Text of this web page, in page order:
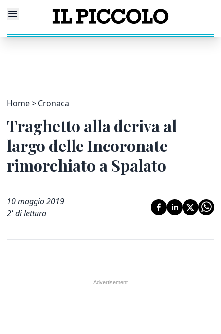
Home Cronaca
Traghetto alla deriva al
largo delle Incoronate
rimorchiato a Spalato
10 maggio 2019
2' di lettura